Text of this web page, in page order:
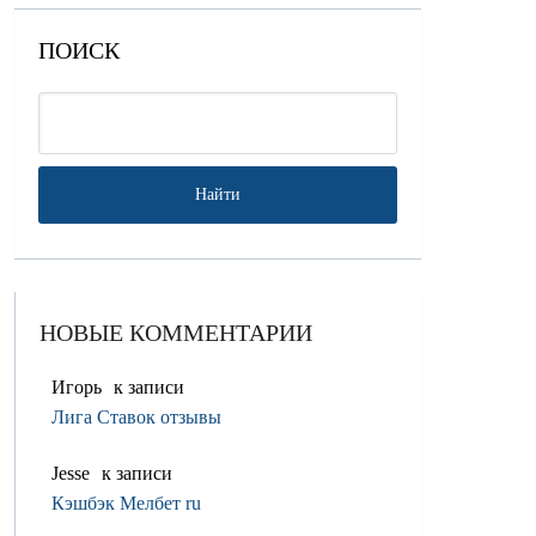
ПОИСК
НОВЫЕ КОММЕНТАРИИ
Игорь к записи
Лига Ставок отзывы
Jesse к записи
Кэшбэк Мелбет ru